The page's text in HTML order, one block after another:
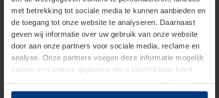
met betrekking tot sociale media te kunnen aanbieden en
de toegang tot onze website te analyseren. Daarnaast
geven wij informatie over uw gebruik van onze website
door aan onze partners voor sociale media, reclame en
analyse. Onze partners voegen deze informatie mogelijk
samen met andere gegevens die u beschikbaar heeft
dienstverlening hebben verzameld.